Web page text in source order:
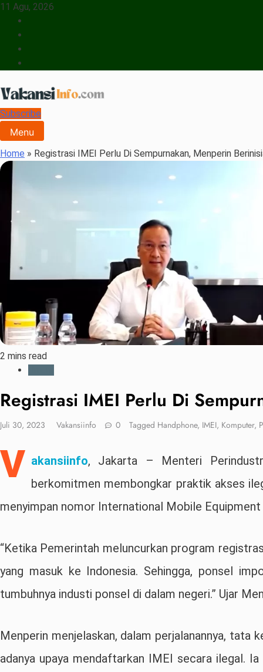
11 Agu, 2026
Vakansiinfo
Menyajikan Berita Serta Informasi Seputar Pariwisata Dan Hotel
Subscribe
Menu
Home » Registrasi IMEI Perlu Di Sempurnakan, Menperin
2 mins read
Registrasi IMEI Perlu Di
Juli 30, 2023 Vakansiinfo 0 Tagged Handphone, IMEI, Komputer,
V akansiinfo, Jakarta – Menteri
berkomitmen membongkar praktik akses
menyimpan nomor International Mobile
“Ketika Pemerintah meluncurkan program
yang masuk ke Indonesia. Sehingga, ponsel
tumbuhnya industi ponsel di dalam negeri.” Ujar
Menperin menjelaskan, dalam perjalanannya, tata
adanya upaya mendaftarkan IMEI secara ilegal.